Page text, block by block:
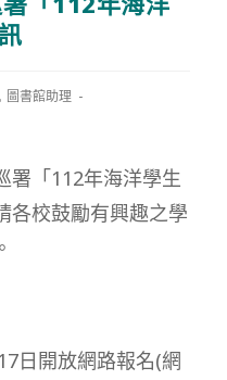
圖書館助理
署「112年海洋學生
各校鼓勵有興趣之學
日開放網路報名(網